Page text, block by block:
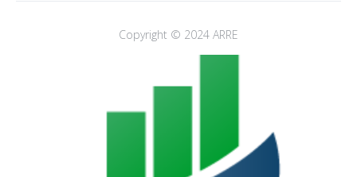
Copyright © 2024 ARRE